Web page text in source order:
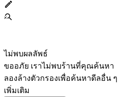
ไม่พบผลลัพธ์
ขออภัย เราไม่พบร้านที่คุณค้นหา
ลองล้างตัวกรองเพื่อค้นหาดีลอื่น ๆ
เพิ่มเติม